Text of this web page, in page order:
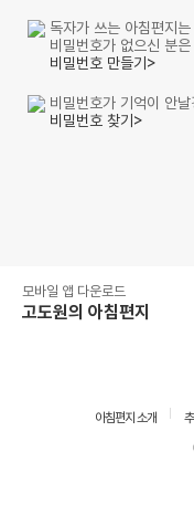
독자가 쓰는 아침편지
비밀번호가 없으신 분
비밀번호 만들기>
비밀번호가 기억이 안
비밀번호 찾기>
모바일 앱 다운로드
고도원의 아침편지
아침편지 소개